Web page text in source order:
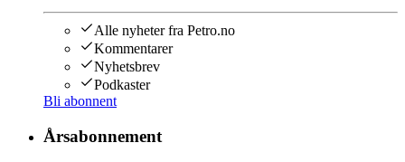
Alle nyheter fra Petro.no
Kommentarer
Nyhetsbrev
Podkaster
Bli abonnent
Årsabonnement